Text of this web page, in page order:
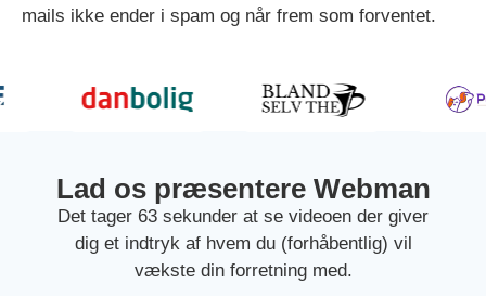
mails ikke ender i spam og når frem som forventet.
Lad os præsentere Webman
Det tager 63 sekunder at se videoen der giver
dig et indtryk af hvem du (forhåbentlig) vil
vækste din forretning med.